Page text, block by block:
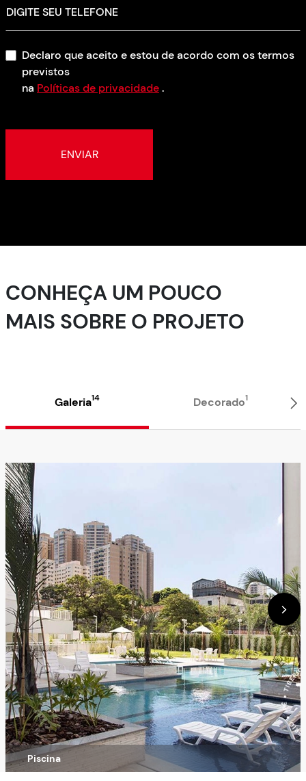
Declaro que aceito e estou de acordo com os termos
previstos
na Políticas de privacidade.
CONHEÇA UM POUCO
MAIS SOBRE O PROJETO
Galeria14 Decorado1
Piscina